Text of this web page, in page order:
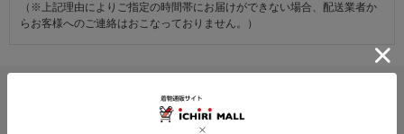
（※上記理由によりご指定の時間帯にお届けができない場合、配送業者か
らお客様へのご連絡はおこなっておりません。）
レビュー